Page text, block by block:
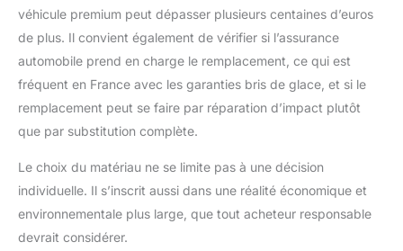
véhicule premium peut dépasser plusieurs centaines d’euros
de plus. Il convient également de vérifier si l’assurance
automobile prend en charge le remplacement, ce qui est
fréquent en France avec les garanties bris de glace, et si le
remplacement peut se faire par réparation d’impact plutôt
que par substitution complète.
Le choix du matériau ne se limite pas à une décision
individuelle. Il s’inscrit aussi dans une réalité économique et
environnementale plus large, que tout acheteur responsable
devrait considérer.